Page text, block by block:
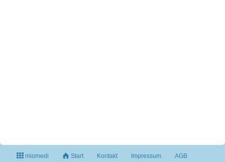
miomedi Start Kontakt Impressum AGB